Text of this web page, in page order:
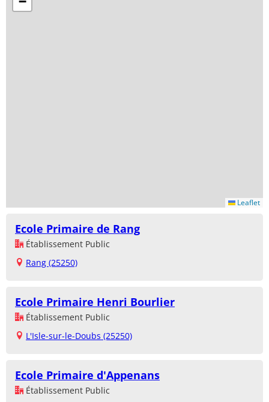
Leaflet
Ecole Primaire de Rang
Établissement Public
Rang (25250)
Ecole Primaire Henri Bourlier
Établissement Public
L'Isle-sur-le-Doubs (25250)
Ecole Primaire d'Appenans
Établissement Public